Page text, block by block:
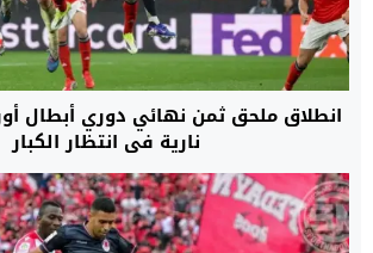
انطلاق ملحق ثمن نهائي دوري أبطال
نارية في انتظار الكبار